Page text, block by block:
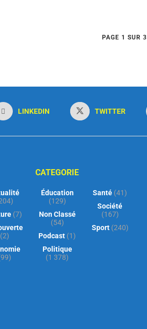
PAGE 1 SUR 3
LINKEDIN TWITTER
CATEGORIE
(7)
(2)
Éducation
(129)
Non Classé
(54)
Podcast (1)
Politique
(1 378)
Santé (41)
Société
(167)
Sport(240)